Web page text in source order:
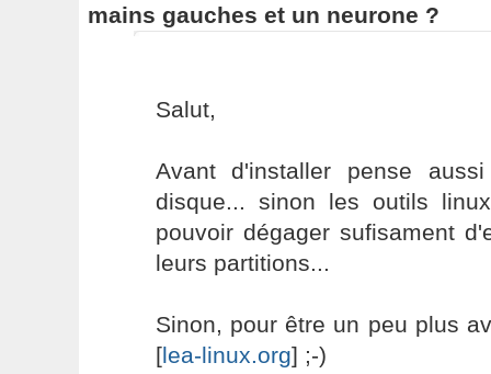
mains gauches et un neurone ?
Salut,
Avant d'installer pense
disque... sinon les outils
pouvoir dégager sufisament
leurs partitions...
Sinon, pour être un peu plus
[lea-linux.org] ;-)